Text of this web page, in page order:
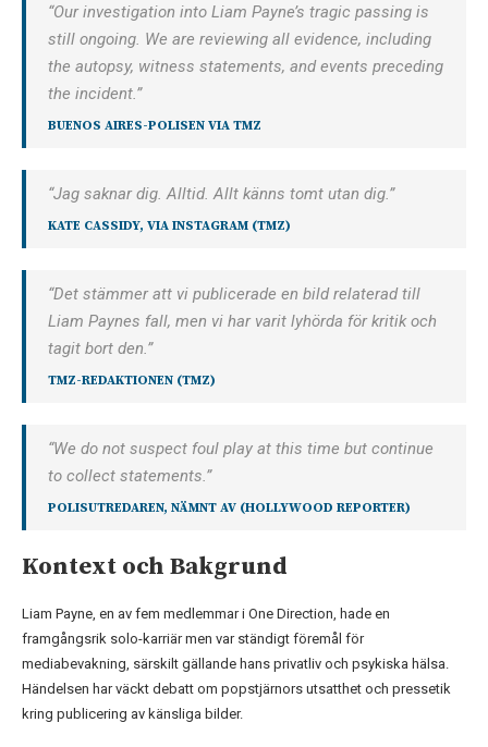
“Our investigation into Liam Payne’s tragic passing is
still ongoing. We are reviewing all evidence, including
the autopsy, witness statements, and events preceding
the incident.”
BUENOS AIRES-POLISEN VIA TMZ
“Jag saknar dig. Alltid. Allt känns tomt utan dig.”
KATE CASSIDY, VIA INSTAGRAM (TMZ)
“Det stämmer att vi publicerade en bild relaterad till
Liam Paynes fall, men vi har varit lyhörda för kritik och
tagit bort den.”
TMZ-REDAKTIONEN (TMZ)
“We do not suspect foul play at this time but continue
to collect statements.”
POLISUTREDAREN, NÄMNT AV (HOLLYWOOD REPORTER)
Kontext och Bakgrund
Liam Payne, en av fem medlemmar i One Direction, hade en
framgångsrik solo-karriär men var ständigt föremål för
mediabevakning, särskilt gällande hans privatliv och psykiska hälsa.
Händelsen har väckt debatt om popstjärnors utsatthet och pressetik
kring publicering av känsliga bilder.